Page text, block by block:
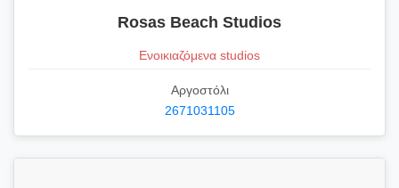
Rosas Beach Studios
Ενοικιαζόμενα studios
Αργοστόλι
2671031105